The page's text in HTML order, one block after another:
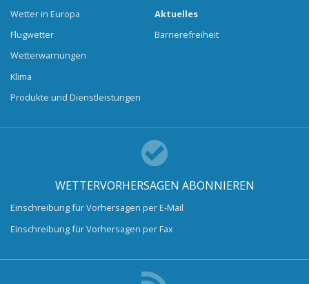
Wetter in Europa
Flugwetter
Wetterwarnungen
Klima
Produkte und Dienstleistungen
Aktuelles
Barrierefreiheit
WETTERVORHERSAGEN ABONNIEREN
Einschreibung für Vorhersagen per E-Mail
Einschreibung für Vorhersagen per Fax